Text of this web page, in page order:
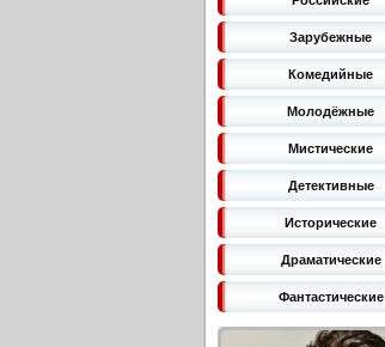
Зарубежные
Комедийные
Молодёжные
Мистические
Детективные
Исторические
Драматические
Фантастические